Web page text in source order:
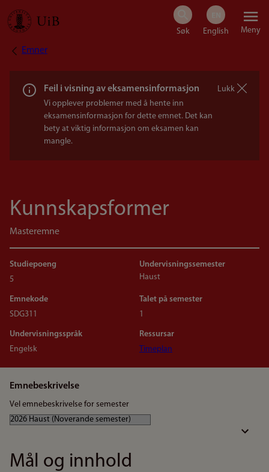
Hopp
Meny
Navigasjonssti
Emner
Feil i visning av eksamensinformasjon
Vi opplever problemer med å hente inn
eksamensinformasjon for dette emnet. Det kan
bety at viktig informasjon om eksamen kan
mangle.
Lukk
Kunnskapsformer
Masteremne
Studiepoeng
5
Undervisningssemester
Haust
Emnekode
SDG311
Talet på semester
1
Undervisningsspråk
Engelsk
Ressursar
Timeplan
Emnebeskrivelse
Vel emnebeskrivelse for semester
Mål og innhold